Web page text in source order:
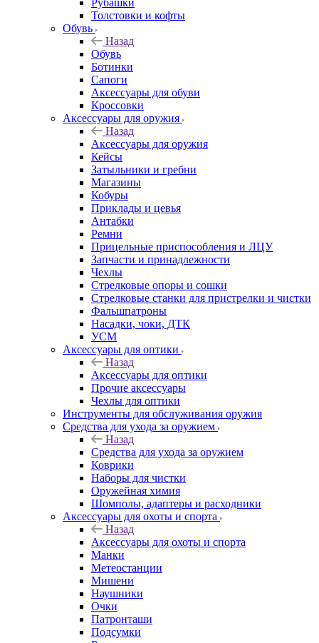
Рубашки
Толстовки и кофты
Обувь
Назад
Обувь
Ботинки
Сапоги
Аксессуары для обуви
Кроссовки
Аксессуары для оружия
Назад
Аксессуары для оружия
Кейсы
Затыльники и гребни
Магазины
Кобуры
Приклады и цевья
Антабки
Ремни
Прицельные приспособления и ЛЦУ
Запчасти и принадлежности
Чехлы
Стрелковые опоры и сошки
Стрелковые станки для пристрелки и чистки
Фальшпатроны
Насадки, чоки, ДТК
УСМ
Аксессуары для оптики
Назад
Аксессуары для оптики
Прочие аксессуары
Чехлы для оптики
Инструменты для обслуживания оружия
Средства для ухода за оружием
Назад
Средства для ухода за оружием
Коврики
Наборы для чистки
Оружейная химия
Шомполы, адаптеры и расходники
Аксессуары для охоты и спорта
Назад
Аксессуары для охоты и спорта
Манки
Метеостанции
Мишени
Наушники
Очки
Патронташи
Подсумки